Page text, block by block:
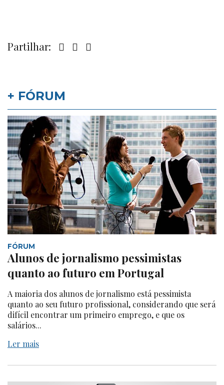
Partilhar:
+ FÓRUM
FÓRUM
Alunos de jornalismo pessimistas
quanto ao futuro em Portugal
A maioria dos alunos de jornalismo está pessimista
quanto ao seu futuro profissional, considerando que será
difícil encontrar um primeiro emprego, e que os
salários...
Ler mais